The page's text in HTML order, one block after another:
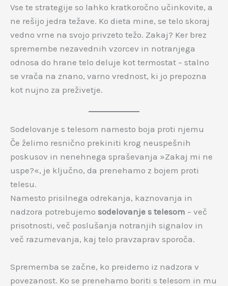
Vse te strategije so lahko kratkoročno učinkovite, a
ne rešijo jedra težave. Ko dieta mine, se telo skoraj
vedno vrne na svojo privzeto težo. Zakaj? Ker brez
spremembe nezavednih vzorcev in notranjega
odnosa do hrane telo deluje kot termostat – stalno
se vrača na znano, varno vrednost, ki jo prepozna
kot nujno za preživetje.
Sodelovanje s telesom namesto boja proti njemu
Če želimo resnično prekiniti krog neuspešnih
poskusov in nenehnega spraševanja »Zakaj mi ne
uspe?«, je ključno, da prenehamo z bojem proti
telesu.
Namesto prisilnega odrekanja, kaznovanja in
nadzora potrebujemo sodelovanje s telesom – več
prisotnosti, več poslušanja notranjih signalov in
več razumevanja, kaj telo pravzaprav sporoča.
Sprememba se začne, ko preidemo iz nadzora v
povezanost. Ko se prenehamo boriti s telesom in mu